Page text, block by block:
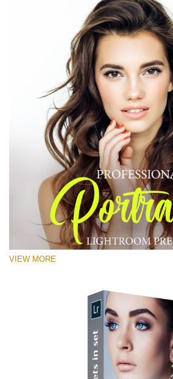
Free download
VIEW MORE